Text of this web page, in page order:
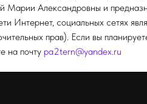
Александровны и
Интернет, социальных сетях
прав). Если вы
на почту pa2tern@yandex.ru